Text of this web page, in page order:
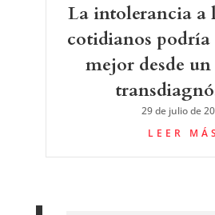
La intolerancia a
cotidianos podría
mejor desde
29 de julio de
LEER MÁS